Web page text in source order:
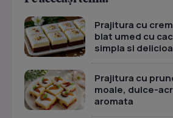
Prajitura cu
blat umed cu
simpla si
Prajitura cu
moale, dulce-
aromata